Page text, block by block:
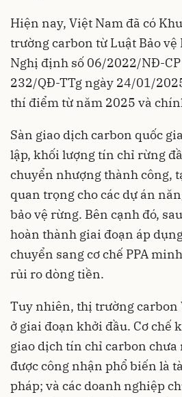
Hiện nay, Việt Nam đã có
trường carbon từ Luật Bảo
Nghị định số 06/2022/NĐ-
232/QĐ-TTg ngày 24/01/
thí điểm từ năm 2025 và
Sàn giao dịch carbon quốc
lập, khối lượng tín chỉ rừng
chuyển nhượng thành công,
quan trọng cho các dự án
bảo vệ rừng. Bên cạnh đó,
hoàn thành giai đoạn áp
chuyển sang cơ chế PPA
rủi ro dòng tiền.
Tuy nhiên, thị trường carbon
ở giai đoạn khởi đầu. Cơ chế
giao dịch tín chỉ carbon
được công nhận phổ biến là
pháp; và các doanh nghiệp